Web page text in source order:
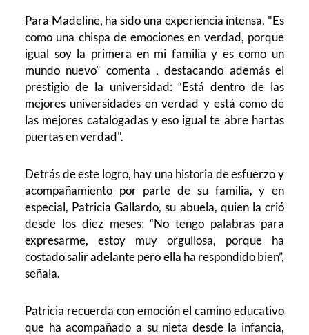
Para Madeline, ha sido una experiencia intensa. "Es
como una chispa de emociones en verdad, porque
igual soy la primera en mi familia y es como un
mundo nuevo” comenta , destacando además el
prestigio de la universidad: “Está dentro de las
mejores universidades en verdad y está como de
las mejores catalogadas y eso igual te abre hartas
puertas en verdad".
Detrás de este logro, hay una historia de esfuerzo y
acompañamiento por parte de su familia, y en
especial, Patricia Gallardo, su abuela, quien la crió
desde los diez meses: “No tengo palabras para
expresarme, estoy muy orgullosa, porque ha
costado salir adelante pero ella ha respondido bien”,
señala.
Patricia recuerda con emoción el camino educativo
que ha acompañado a su nieta desde la infancia,